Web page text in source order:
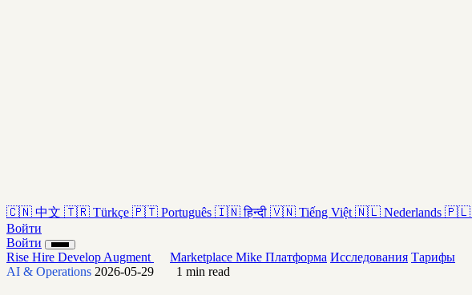
🇨🇳 中文 🇹🇷 Türkçe 🇵🇹 Português 🇮🇳 हिन्दी 🇻🇳 Tiếng Việt 🇳🇱 Nederlands 🇵🇱
Войти
Войти
Rise Hire Develop Augment Marketplace Mike Платформа Исследования Тарифы
AI & Operations 2026-05-29 1 min read